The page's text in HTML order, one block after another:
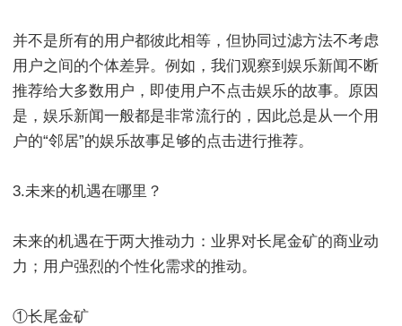
并不是所有的用户都彼此相等，但协同过滤方法不考虑
用户之间的个体差异。例如，我们观察到娱乐新闻不断
推荐给大多数用户，即使用户不点击娱乐的故事。原因
是，娱乐新闻一般都是非常流行的，因此总是从一个用
户的“邻居”的娱乐故事足够的点击进行推荐。
3.未来的机遇在哪里？
未来的机遇在于两大推动力：业界对长尾金矿的商业动
力；用户强烈的个性化需求的推动。
①长尾金矿